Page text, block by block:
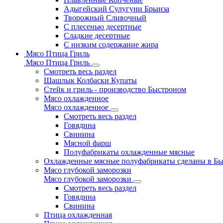
Адыгейский Сулугуни Брынза
Творожный Сливочный
С плесенью десертные
Сладкие десертные
С низким содержание жира
Мясо Птица Гриль
Мясо Птица Гриль
Смотреть весь раздел
Шашлык Колбаски Купаты
Стейк и гриль - производство Быстроном
Мясо охлажденное
Мясо охлажденное
Смотреть весь раздел
Говядина
Свинина
Мясной фарш
Полуфабрикаты охлажденные мясные
Охлажденные мясные полуфабрикаты сделаны в
Мясо глубокой заморозки
Мясо глубокой заморозки
Смотреть весь раздел
Говядина
Свинина
Птица охлажденная